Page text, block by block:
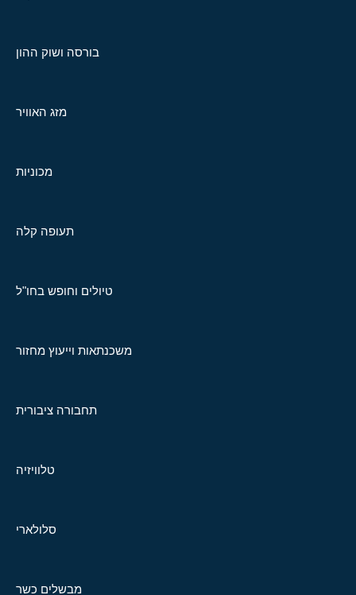
בורסה ושוק ההון
מזג האוויר
מכוניות
תעופה קלה
טיולים וחופש בחו"ל
משכנתאות וייעוץ מחזור
תחבורה ציבורית
טלוויזיה
סלולארי
מבשלים כשר